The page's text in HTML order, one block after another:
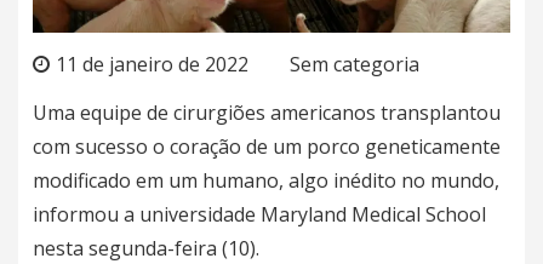
11 de janeiro de 2022
Sem categoria
Uma equipe de cirurgiões americanos transplantou
com sucesso o coração de um porco geneticamente
modificado em um humano, algo inédito no mundo,
informou a universidade Maryland Medical School
nesta segunda-feira (10).